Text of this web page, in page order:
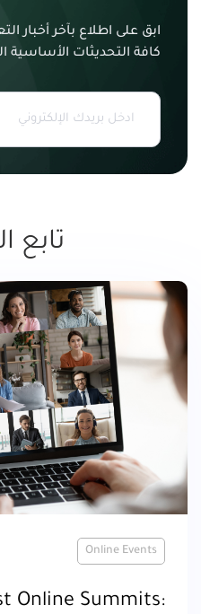
ابق على اطلاع بآخر أخبار
كافة التحديثات الأساسية
تابع
Online Events
Online Summits: